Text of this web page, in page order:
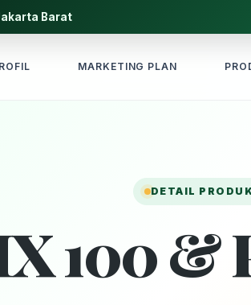
Barat
MARKETING PLAN
DETAIL
100 &